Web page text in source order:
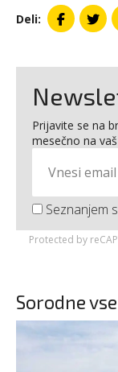
Deli:
Prijavite se na
mesečno na
Seznanjem
Protected by
Sorodne